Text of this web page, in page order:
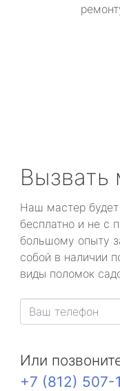
Вызвать
Наш мастер
бесплатно и не с
большому опыту
собой в наличии
виды поломок
Или
+7 (812) 507-